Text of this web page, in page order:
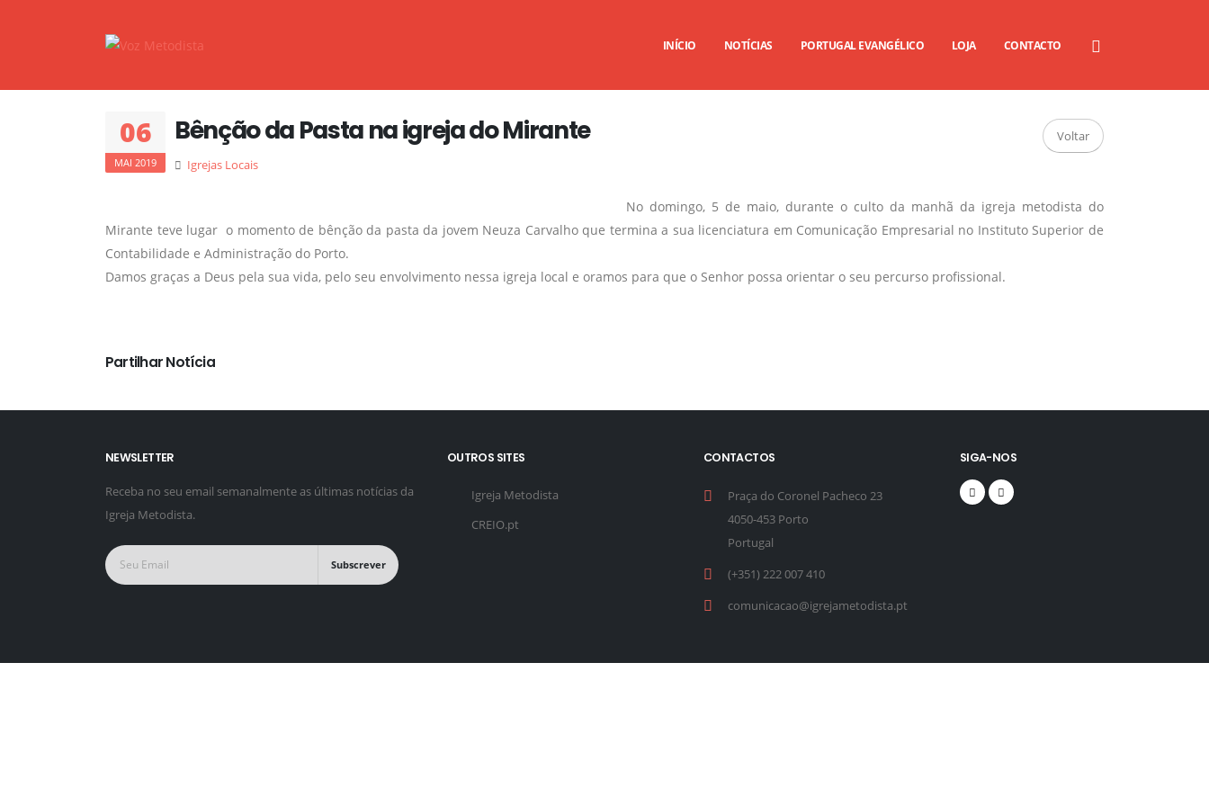
INÍCIO NOTÍCIAS PORTUGAL EVANGÉLICO LOJA CONTACTO
06
MAI 2019
Voltar
Bênção da Pasta na igreja do Mirante
Igrejas Locais
No domingo, 5 de maio, durante o culto da manhã da igreja metodista do
Mirante teve lugar o momento de bênção da pasta da jovem Neuza Carvalho que termina a sua licenciatura em Comunicação Empresarial no Instituto Superior de
Contabilidade e Administração do Porto.
Damos graças a Deus pela sua vida, pelo seu envolvimento nessa igreja local e oramos para que o Senhor possa orientar o seu percurso profissional.
Partilhar Notícia
NEWSLETTER
Receba no seu email semanalmente as últimas notícias da
Igreja Metodista.
Subscrever
OUTROS SITES
Igreja Metodista
CREIO.pt
CONTACTOS
Praça do Coronel Pacheco 23
4050-453 Porto
Portugal
(+351) 222 007 410
comunicacao@igrejametodista.pt
SIGA-NOS